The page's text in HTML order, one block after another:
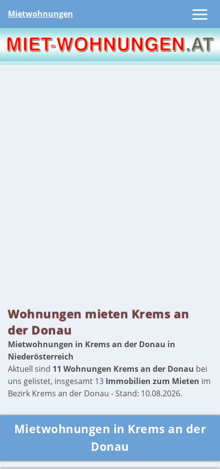
Mietwohnungen
Wohnungen mieten Krems an
der Donau
Mietwohnungen in Krems an der Donau in
Niederösterreich
Aktuell sind 11 Wohnungen Krems an der Donau bei
uns gelistet, insgesamt 13 Immobilien zum Mieten im
Bezirk Krems an der Donau - Stand: 10.08.2026.
Mietwohnungen in Krems an der
Donau